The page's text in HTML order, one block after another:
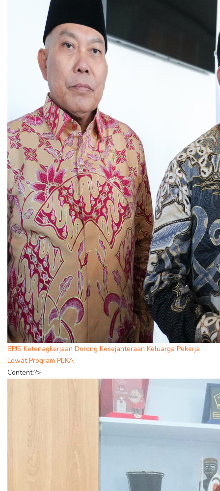
BPJS Ketenagkerjaan Dorong Kesejahteraan Keluarga Pekerja
Lewat Program PEKA
Content;?>